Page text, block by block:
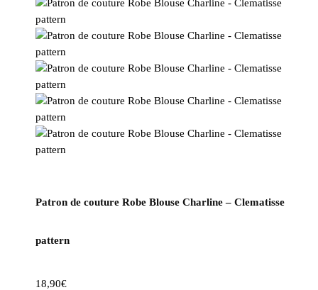
Patron de couture Robe Blouse Charline – Clematisse
pattern
18,90€